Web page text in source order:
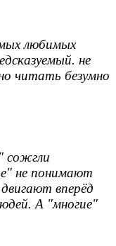
любимых
не
читать безумно
сожгли
не понимают
вперёд
А "многие"